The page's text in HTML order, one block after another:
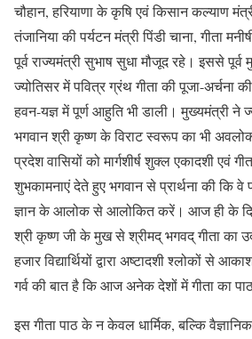
चौहान, हरियाणा के कृषि एवं किसान कल्याण
तंजानिया की पर्यटन मंत्री पिंडी चाना, गीता
पूर्व राज्यमंत्री सुभाष सुधा मौजूद रहे। इससे पूर्व
ज्योतिसर में पवित्र ग्रंथ गीता की पूजा-अर्चना
हवन-यज्ञ में पूर्ण आहुति भी डाली। मुख्यमंत्री ने
भगवान श्री कृष्ण के विराट स्वरूप का भी
प्रदेश वासियों को मार्गशीर्ष शुक्ल एकादशी एवं
शुभकामनाएं देते हुए भगवान से प्रार्थना की कि
ज्ञान के आलोक से आलोकित करें। आज ही के
श्री कृष्ण जी के मुख से श्रीमद् भगवद् गीता का
हजार विद्यार्थियों द्वारा अष्टादशी श्लोकों से
गर्व की बात है कि आज अनेक देशों में गीता का
इस गीता पाठ के न केवल धार्मिक, बल्कि